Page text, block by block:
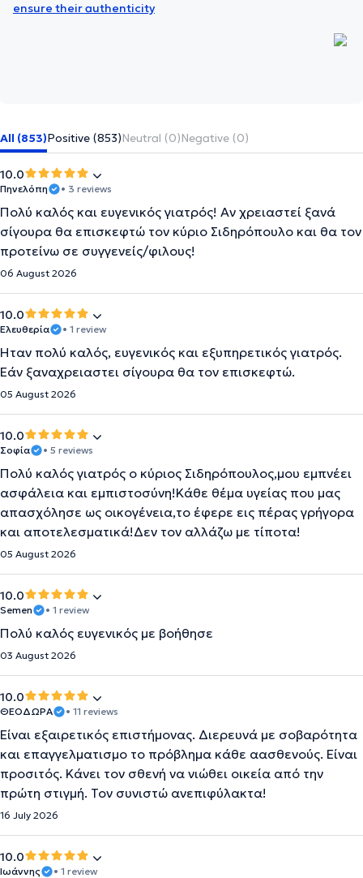
ensure their authenticity
All (853)Positive (853)Neutral (0)Negative (0)
10.0
Πηνελόπη • 3 reviews
Πολύ καλός και ευγενικός γιατρός! Αν χρειαστεί ξανά
σίγουρα θα επισκεφτώ τον κύριο Σιδηρόπουλο και θα τον
προτείνω σε συγγενείς/φιλους!
06 August 2026
10.0
Ελευθερία • 1 review
Ήταν πολύ καλός, ευγενικός και εξυπηρετικός γιατρός.
Εάν ξαναχρειαστει σίγουρα θα τον επισκεφτώ.
05 August 2026
10.0
Σοφία • 5 reviews
Πολύ καλός γιατρός ο κύριος Σιδηρόπουλος,μου εμπνέει
ασφάλεια και εμπιστοσύνη!Κάθε θέμα υγείας που μας
απασχόλησε ως οικογένεια,το έφερε εις πέρας γρήγορα
και αποτελεσματικά!Δεν τον αλλάζω με τίποτα!
05 August 2026
10.0
Semen • 1 review
Πολύ καλός ευγενικός με βοήθησε
03 August 2026
10.0
ΘΕΟΔΩΡΑ • 11 reviews
Είναι εξαιρετικός επιστήμονας. Διερευνά με σοβαρότητα
και επαγγελματισμο το πρόβλημα κάθε αασθενούς. Είναι
προσιτός. Κάνει τον σθενή να νιώθει οικεία από την
πρώτη στιγμή. Τον συνιστώ ανεπιφύλακτα!
16 July 2026
10.0
Ιωάννης • 1 review